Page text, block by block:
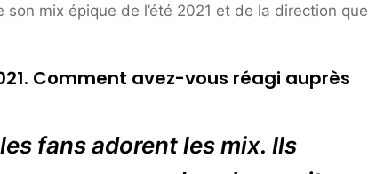
mix épique de l’été 2021 et de la direction que
Comment avez-vous réagi auprès
fans adorent les mix. Ils